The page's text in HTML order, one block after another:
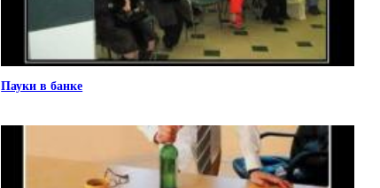
Пауки в банке